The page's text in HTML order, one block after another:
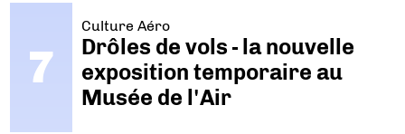
Culture Aéro
Drôles de vols - la nouvelle
exposition temporaire au
Musée de l'Air